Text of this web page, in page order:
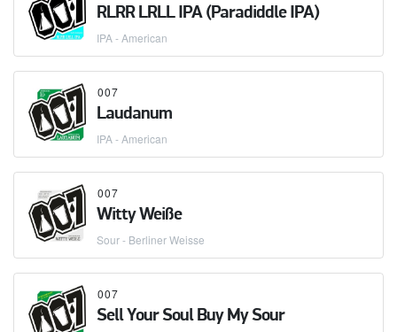
RLRR LRLL IPA (Paradiddle IPA)
IPA - American
007
Laudanum
IPA - American
007
Witty Weiße
Sour - Berliner Weisse
007
Sell Your Soul Buy My Sour